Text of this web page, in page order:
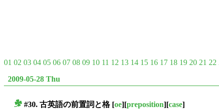
01 02 03 04 05 06 07 08 09 10 11 12 13 14 15 16 17 18 19 20 21 22
2009-05-28 Thu
#30. 古英語の前置詞と格[oe][preposition][case]